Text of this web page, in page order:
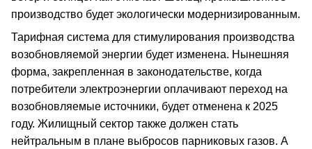
производство будет экологически модернизированным.
Тарифная система для стимулирования производства
возобновляемой энергии будет изменена. Нынешняя
форма, закрепленная в законодательстве, когда
потребители электроэнергии оплачивают переход на
возобновляемые источники, будет отменена к 2025
году. Жилищный сектор также должен стать
нейтральным в плане выбросов парниковых газов. А